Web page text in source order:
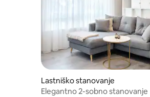
Lastniško stanovanje
Elegantno 2-sobno stanovanje